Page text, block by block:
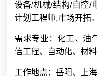
设备/机械/结构/自控/
计划工程师,市场开拓。
需求专业：化工、油
信工程、自动化、材
工作地点：岳阳、上